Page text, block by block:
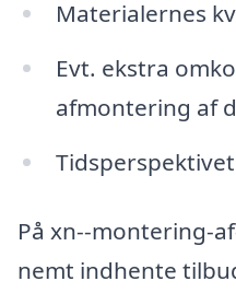
Materialernes
Evt. ekstra
afmontering af
På xn--montering-
nemt indhente